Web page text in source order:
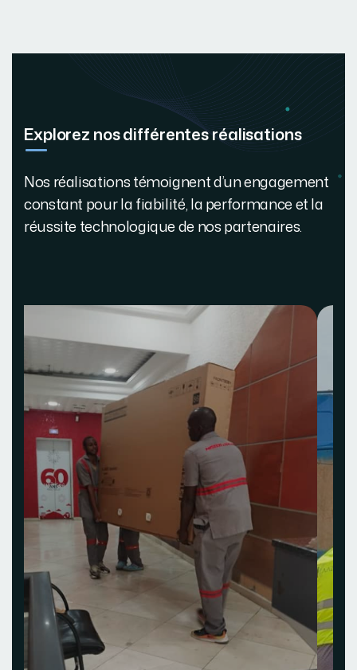
Explorez nos différentes réalisations
Nos réalisations témoignent d’un engagement
constant pour la fiabilité, la performance et la
réussite technologique de nos partenaires.